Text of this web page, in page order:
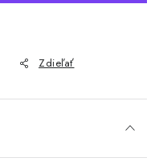
Zdieľať